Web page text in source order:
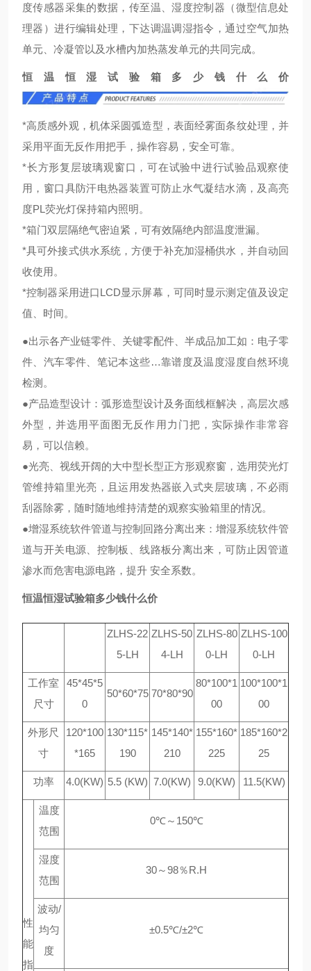
度传感器采集的数据，传至温、湿度控制器（微型信息处
理器）进行编辑处理，下达调温调湿指令，通过空气加热
单元、冷凝管以及水槽内加热蒸发单元的共同完成。
恒温恒湿试验箱多少钱什么价
*高质感外观，机体采圆弧造型，表面经雾面条纹处理，并
采用平面无反作用把手，操作容易，安全可靠。
*长方形复层玻璃观窗口，可在试验中进行试验品观察使
用，窗口具防汗电热器装置可防止水气凝结水滴，及高亮
度PL荧光灯保持箱内照明。
*箱门双层隔绝气密迫紧，可有效隔绝内部温度泄漏。
*具可外接式供水系统，方便于补充加湿桶供水，并自动回
收使用。
*控制器采用进口LCD显示屏幕，可同时显示测定值及设定
值、时间。
●出示各产业链零件、关键零配件、半成品加工如：电子零
件、汽车零件、笔记本这些…靠谱度及温度湿度自然环境
检测。
●产品造型设计：弧形造型设计及务面线框解决，高层次感
外型，并选用平面图无反作用力门把，实际操作非常容
易，可以信赖。
●光亮、视线开阔的大中型长型正方形观察窗，选用荧光灯
管维持箱里光亮，且运用发热器嵌入式夹层玻璃，不必雨
刮器除雾，随时随地维持清楚的观察实验箱里的情况。
●增湿系统软件管道与控制回路分离出来：增湿系统软件管
道与开关电源、控制板、线路板分离出来，可防止因管道
渗水而危害电源电路，提升 安全系数。
恒温恒湿试验箱多少钱什么价
ZLHS-22
5-LH
ZLHS-50
4-LH
ZLHS-80
0-LH
ZLHS-100
0-LH
工作室
尺寸
45*45*5
0
50*60*75 70*80*90
80*100*1
00
100*100*1
00
外形尺
寸
120*100
*165
130*115*
190
145*140*
210
155*160*
225
185*160*2
25
功率 4.0(KW) 5.5 (KW) 7.0(KW) 9.0(KW) 11.5(KW)
性
能
指
温度
范围
0℃～150℃
湿度
范围
30～98％R.H
波动/
均匀
度
±0.5℃/±2℃